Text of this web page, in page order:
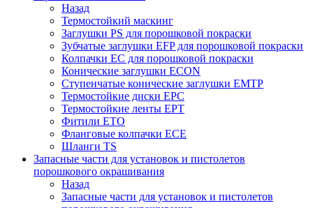
Назад
Термостойкий маскинг
Заглушки PS для порошковой покраски
Зубчатые заглушки EFP для порошковой покраски
Колпачки ЕС для порошковой покраски
Конические заглушки ECON
Ступенчатые конические заглушки EMTP
Термостойкие диски EPC
Термостойкие ленты EPT
Фитили ETO
Фланговые колпачки ECE
Шланги TS
Запасные части для установок и пистолетов
порошкового окрашивания
Назад
Запасные части для установок и пистолетов